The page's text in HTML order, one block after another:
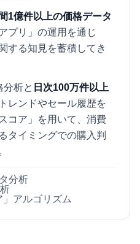
1億件以上の価格データ
プリ」の運用を通じ
する知見を蓄積してき
分析と 日次100万件以上
レンドやセール履歴を
コア」を用いて、消費
タイミングでの購入判
分析
アルゴリズム